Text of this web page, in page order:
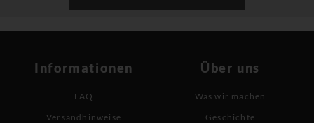
Informationen
FAQ
Versandhinweise
Über uns
Was wir machen
Geschichte